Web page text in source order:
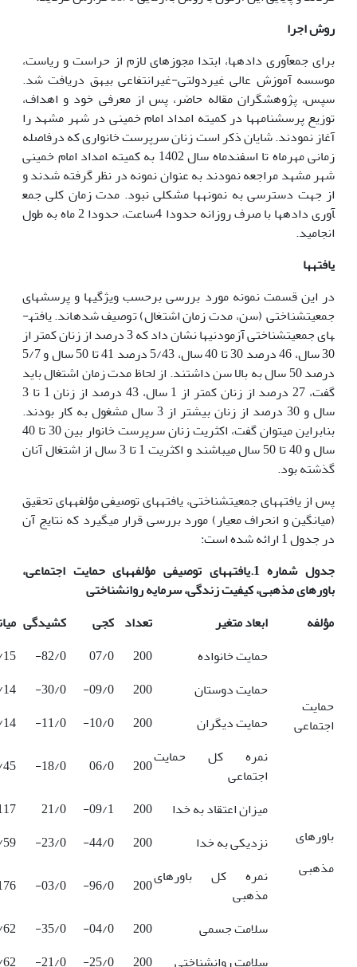
روش اجرا
برای جمعآوری دادهها، ابتدا مجوزهای لازم از حراست و ریاست،
موسسه آموزش عالی غیردولتی-غیرانتفاعی بیهق دریافت شد.
سپس، پژوهشگران مقاله حاضر، پس از معرفی خود و اهداف،
توزیع پرسشنامهها در کمیته امداد امام خمینی در شهر مشهد را
آغاز نمودند. شایان ذکر است زنان سرپرست خانواری که درفاصله
زمانی مهرماه تا اسفندماه سال 1402 به کمیته امداد امام خمینی
شهر مشهد مراجعه نمودند به عنوان نمونه در نظر گرفته شدند و
از جهت دسترسی به نمونهها مشکلی نبود. مدت زمان کلی جمع
آوری داده
ها با صرف روزانه حدودا 4ساعت، حدودا 2 ماه به طول
انجامید.
یافته­ها
در این قسمت نمونه مورد بررسی برحسب ویژگی­ها و پرسش­های
جمعیت­شناختی (سن، مدت زمان اشتغال) توصیف شده­اند. یافته­
های جمعیت­شناختی آزمودنی­ها نشان داد که 3 درصد از زنان کمتر از
30 سال، 46 درصد 30 تا 40 سال، 5/43 درصد 41 تا 50 سال و 5/7
درصد 50 سال به بالا سن داشتند. از لحاظ مدت زمان اشتغال باید
گفت، 27 درصد از زنان کمتر از 1 سال، 43 درصد از زنان 1 تا 3
سال و 30 درصد از زنان بیشتر از 3 سال مشغول به کار بودند.
بنابراین می­توان گفت، اکثریت زنان سرپرست خانوار بین 30 تا 40
سال و 40 تا 50 سال می­باشند و اکثریت 1 تا 3 سال از اشتغال آنان
گذشته بود.
پس از یافته­های جمعیت­شناختی، یافته­های توصیفی مؤلفه­های تحقیق
(میانگین و انحراف معیار) مورد بررسی قرار می­گیرد که نتایج آن
در جدول 1 ارائه شده است:
جدول شماره 1.یافته­های توصیفی مؤلفه­های حمایت اجتماعی،
باورهای مذهبی، کیفیت زندگی، سرمایه روانشناختی
مؤلفه
ابعاد متغیر تعداد کجی کشیدگی
حمایت
اجتماعی
حمایت خانواده 200
07/0
82/0-
حمایت دوستان
200
09/0-
30/0-
حمایت دیگران
200
10/0-
11/0-
نمره کل حمایت
اجتماعی
200
06/0
18/0-
باورهای
مذهبی
میزان اعتقاد به خدا 200
09/1-
21/0
نزدیکی به خدا
200
44/0-
23/0-
نمره کل باورهای
مذهبی
200
96/0-
03/0-
سلامت جسمی 200
04/0-
35/0-
سلامت روانشناختی
200
25/0-
21/0-